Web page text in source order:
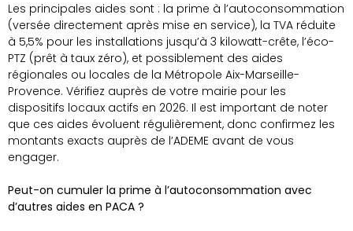
Les principales aides sont : la prime à l’autoconsommation
(versée directement après mise en service), la TVA réduite
à 5,5% pour les installations jusqu’à 3 kilowatt-crête, l’éco-
PTZ (prêt à taux zéro), et possiblement des aides
régionales ou locales de la Métropole Aix-Marseille-
Provence. Vérifiez auprès de votre mairie pour les
dispositifs locaux actifs en 2026. Il est important de noter
que ces aides évoluent régulièrement, donc confirmez les
montants exacts auprès de l’ADEME avant de vous
engager.
Peut-on cumuler la prime à l’autoconsommation avec
d’autres aides en PACA ?